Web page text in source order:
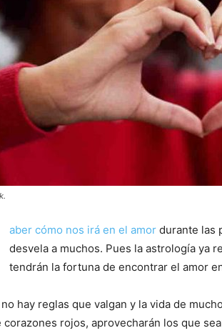
aber cómo nos irá en el amordurante las
desvela a muchos. Pues la astrología ya
tendrán la fortuna de encontrar el amor
hay reglas que valgan y la vida de
corazones rojos, aprovecharán los que